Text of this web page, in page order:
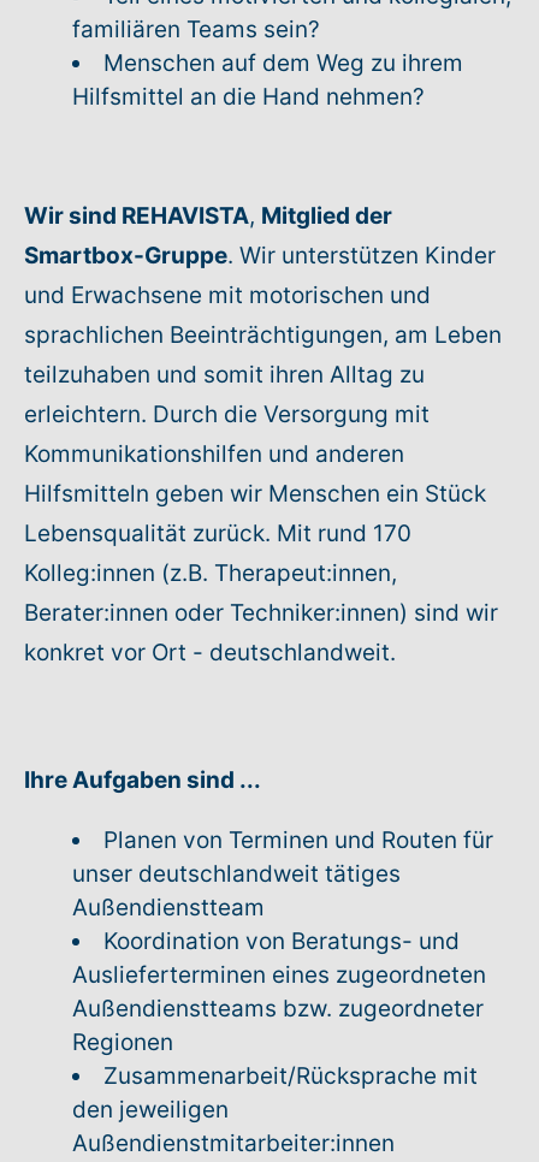
Warenkorb: 0
familiären Teams sein?
Menschen auf dem Weg zu ihrem
Hilfsmittel an die Hand nehmen?
Wir sind REHAVISTA, Mitglied der
Smartbox-Gruppe. Wir unterstützen Kinder
und Erwachsene mit motorischen und
sprachlichen Beeinträchtigungen, am Leben
teilzuhaben und somit ihren Alltag zu
erleichtern. Durch die Versorgung mit
Kommunikationshilfen und anderen
Hilfsmitteln geben wir Menschen ein Stück
Lebensqualität zurück. Mit rund 170
Kolleg:innen (z.B. Therapeut:innen,
Berater:innen oder Techniker:innen) sind wir
konkret vor Ort - deutschlandweit.
Ihre Aufgaben sind ...
Planen von Terminen und Routen für
unser deutschlandweit tätiges
Außendienstteam
Koordination von Beratungs- und
Auslieferterminen eines zugeordneten
Außendienstteams bzw. zugeordneter
Regionen
Zusammenarbeit/Rücksprache mit
den jeweiligen
Außendienstmitarbeiter:innen